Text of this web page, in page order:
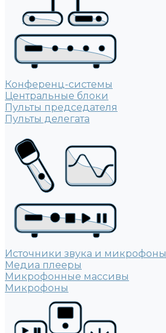
Конференц-системы
Центральные блоки
Пульты председателя
Пульты делегата
Источники звука и микрофоны
Медиа плееры
Микрофонные массивы
Микрофоны